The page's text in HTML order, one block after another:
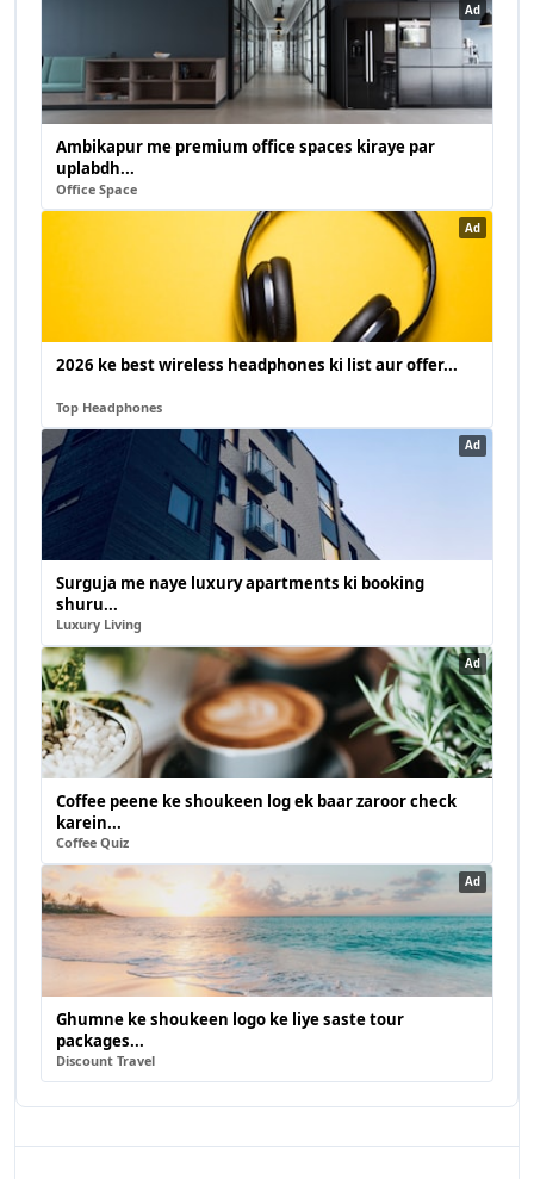
Ad
Ambikapur me premium office spaces kiraye par
uplabdh...
Office Space
Ad
2026 ke best wireless headphones ki list aur offer...
Top Headphones
Ad
Surguja me naye luxury apartments ki booking
shuru...
Luxury Living
Ad
Coffee peene ke shoukeen log ek baar zaroor check
karein...
Coffee Quiz
Ad
Ghumne ke shoukeen logo ke liye saste tour
packages...
Discount Travel